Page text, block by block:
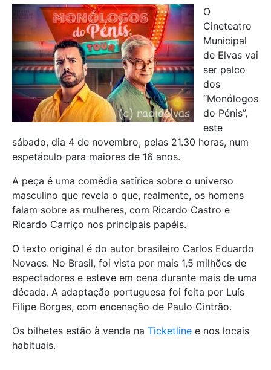
O
Cineteatro
Municipal
de Elvas vai
ser palco
dos
“Monólogos
do Pénis”,
este
sábado, dia 4 de novembro, pelas 21.30 horas, num
espetáculo para maiores de 16 anos.
A peça é uma comédia satírica sobre o universo
masculino que revela o que, realmente, os homens
falam sobre as mulheres, com Ricardo Castro e
Ricardo Carriço nos principais papéis.
O texto original é do autor brasileiro Carlos Eduardo
Novaes. No Brasil, foi vista por mais 1,5 milhões de
espectadores e esteve em cena durante mais de uma
década. A adaptação portuguesa foi feita por Luís
Filipe Borges, com encenação de Paulo Cintrão.
Os bilhetes estão à venda na Ticketline e nos locais
habituais.